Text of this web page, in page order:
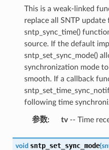
This is a weak-linked
replace all SNTP
sntp_sync_time()
source. If the default
sntp_set_sync_mode()
synchronization mode
smooth. If a callback
following time
参数: tv-- Time
void sntp_set_sync_mode(